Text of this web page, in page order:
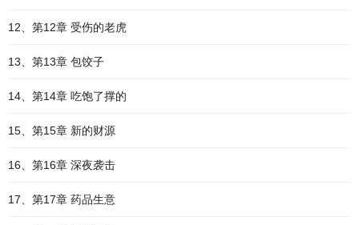
12、第12章 受伤的老虎
13、第13章 包饺子
14、第14章 吃饱了撑的
15、第15章 新的财源
16、第16章 深夜袭击
17、第17章 药品生意